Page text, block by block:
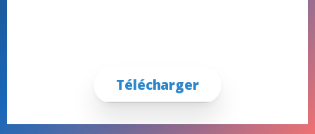
Télécharger